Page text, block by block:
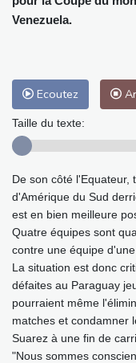
Venezuela.
Ecoutez
Taille du texte:
De son côté l'Equateur,
d'Amérique du Sud
est en bien meilleure
Quatre équipes sont
contre une équipe
La situation est donc
défaites au Paraguay
pourraient même
matches et condamner
Suarez à une fin de
"Nous sommes